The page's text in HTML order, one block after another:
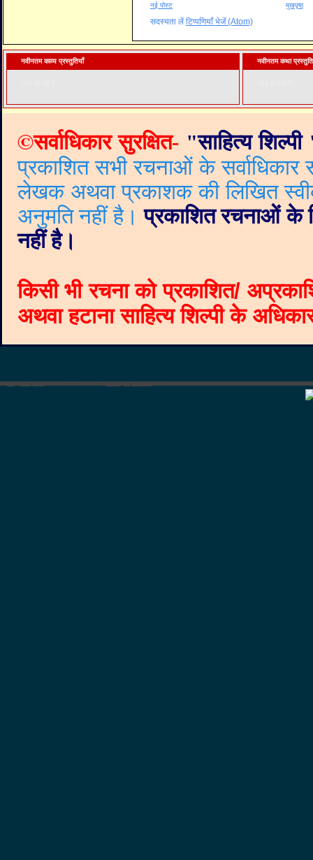
नई पोस्ट मुखपृष्ठ
सदस्यता लें टिप्पणियाँ भेजें (Atom)
नवीनतम काव्य प्रस्तुतियाँ नवीनतम कथा
©सर्वाधिकार सुरक्षित- "साहित्य शिल्पी
प्रकाशित सभी रचनाओं के
लेखक अथवा प्रकाशक की लिखित
अनुमति नहीं है। प्रकाशित रचनाओं के
नहीं है।
किसी भी रचना को प्रकाशित/
अथवा हटाना साहित्य शिल्पी के